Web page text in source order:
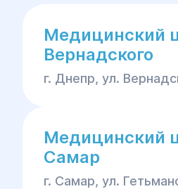
Медицинский
Вернадского
г. Днепр, ул.
Медицинский
Самар
г. Самар, ул.